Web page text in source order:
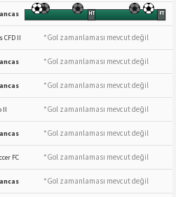
HT FT
CFD II
*Gol zamanlaması mevcut değil
*Gol zamanlaması mevcut değil
*Gol zamanlaması mevcut değil
II
*Gol zamanlaması mevcut değil
*Gol zamanlaması mevcut değil
FC
*Gol zamanlaması mevcut değil
*Gol zamanlaması mevcut değil